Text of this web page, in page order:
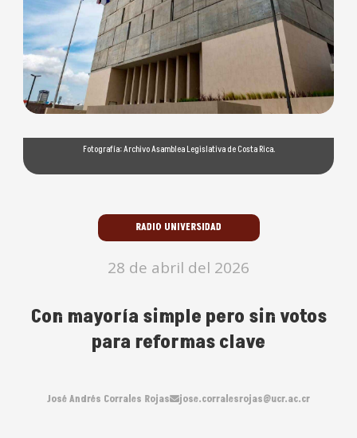
Fotografía: Archivo Asamblea Legislativa de Costa Rica.
RADIO UNIVERSIDAD
28 de abril del 2026
Con mayoría simple pero sin votos
para reformas clave
José Andrés Corrales Rojas jose.corralesrojas@ucr.ac.cr